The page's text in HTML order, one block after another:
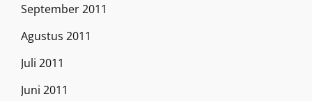
September 2011
Agustus 2011
Juli 2011
Juni 2011